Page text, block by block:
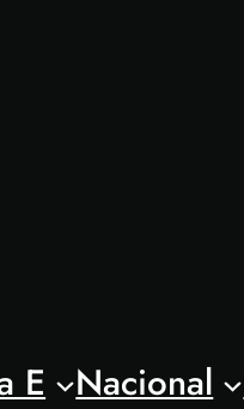
E Nacional